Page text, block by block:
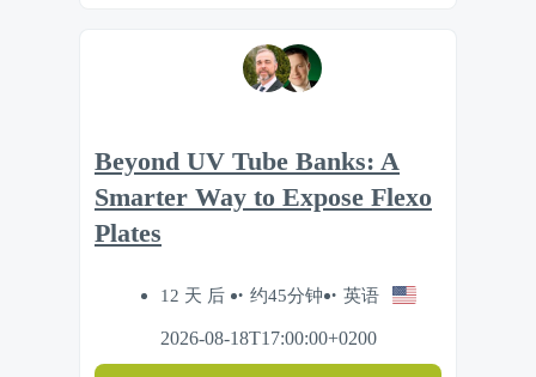
Beyond UV Tube Banks: A
Smarter Way to Expose Flexo
Plates
12 天 后 约45分钟 英语
2026-08-18T17:00:00+0200